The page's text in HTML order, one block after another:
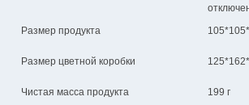
Размер продукта
Размер цветной коробки
Чистая масса продукта 199 г